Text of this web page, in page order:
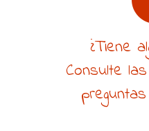
¿Tiene
Consulte